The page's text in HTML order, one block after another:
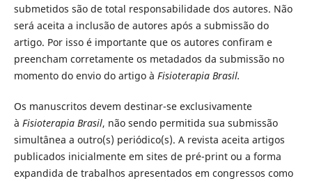
submetidos são de total responsabilidade dos autores. Não
será aceita a inclusão de autores após a submissão do
artigo. Por isso é importante que os autores confiram e
preencham corretamente os metadados da submissão no
momento do envio do artigo à Fisioterapia Brasil.
Os manuscritos devem destinar-se exclusivamente
à Fisioterapia Brasil, não sendo permitida sua submissão
simultânea a outro(s) periódico(s). A revista aceita artigos
publicados inicialmente em sites de pré-print ou a forma
expandida de trabalhos apresentados em congressos como